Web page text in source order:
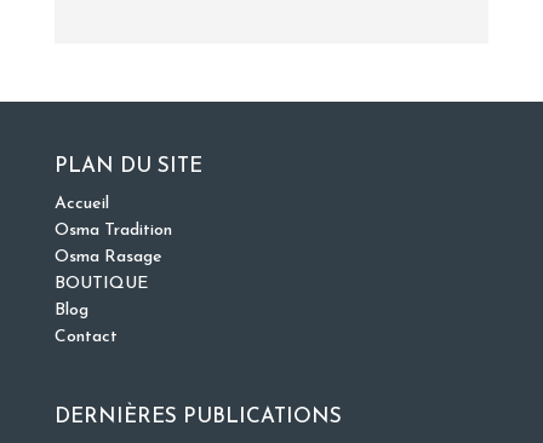
PLAN DU SITE
Accueil
Osma Tradition
Osma Rasage
BOUTIQUE
Blog
Contact
DERNIÈRES PUBLICATIONS